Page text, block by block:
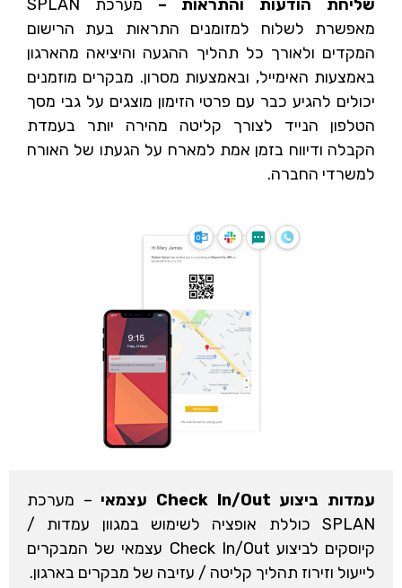
שליחת הודעות והתראות –
מערכת SPLAN
מאפשרת לשלוח למזומנים התראות בעת הרישום
המקדים ולאורך כל תהליך ההגעה והיציאה מהארגון
באמצעות האימייל, ובאמצעות מסרון. מבקרים מוזמנים
יכולים להגיע כבר עם פרטי הזימון מוצגים על גבי מסך
הטלפון הנייד לצורך קליטה מהירה יותר בעמדת
הקבלה ודיווח בזמן אמת למארח על הגעתו של האורח
למשרדי החברה.
עמדות ביצוע Check In/Out עצמאי
– מערכת
SPLAN כוללת אופציה לשימוש במגוון עמדות /
קיוסקים לביצוע Check In/Out עצמאי של המבקרים
לייעול וזירוז תהליך קליטה / עזיבה של מבקרים בארגון.